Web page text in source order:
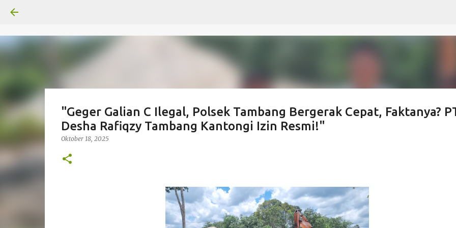
"Geger Galian C Ilegal, Polsek Tambang Bergerak Cepat, Faktanya?
Desha Rafiqzy Tambang Kantongi Izin Resmi!"
Oktober 18, 2025